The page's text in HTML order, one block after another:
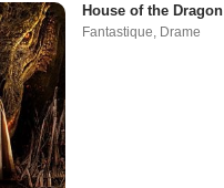
House of the Dragon
Fantastique Drame